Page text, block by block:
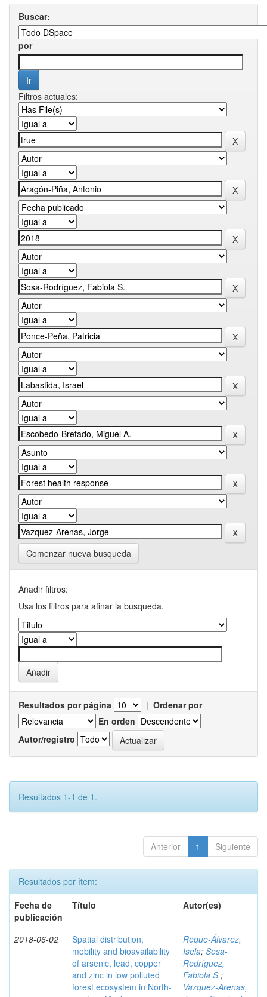
Buscar:
por
Filtros actuales:
Comenzar nueva busqueda
Añadir filtros:
Usa los filtros para afinar la busqueda.
Resultados por página | Ordenar por
En orden
Autor/registro
Resultados 1-1 de 1.
Anterior 1 Siguiente
Resultados por ítem:
Fecha de
publicación
Título Autor(es)
2018-06-02
Spatial distribution,
mobility and bioavailability
of arsenic, lead, copper
and zinc in low polluted
forest ecosystem in North-
Roque-Álvarez,
Isela; Sosa-
Rodríguez,
Fabiola S.;
Vazquez-Arenas,